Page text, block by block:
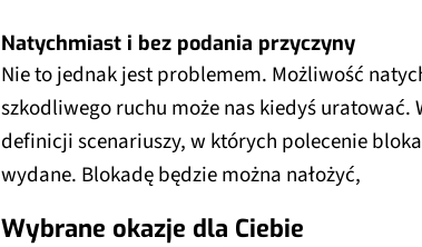
Natychmiast i bez podania przyczyny
Nie to jednak jest problemem. Możliwość
szkodliwego ruchu może nas kiedyś
definicji scenariuszy, w których polecenie
wydane. Blokadę będzie można nałożyć,
Wybrane okazje dla Ciebie